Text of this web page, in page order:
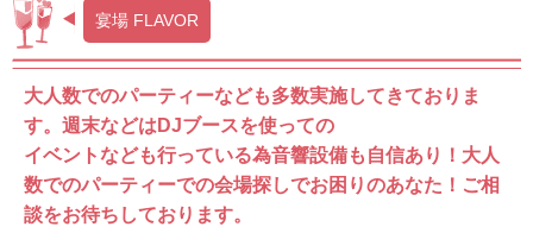
宴場 FLAVOR
大人数でのパーティーなども多数実施してきておりま
す。週末などはDJブースを使っての
イベントなども行っている為音響設備も自信あり！大人
数でのパーティーでの会場探しでお困りのあなた！ご相
談をお待ちしております。